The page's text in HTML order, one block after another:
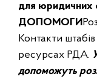
для юридичних
ДОПОМОГИ
Контакти
ресурсах РДА.
допоможуть